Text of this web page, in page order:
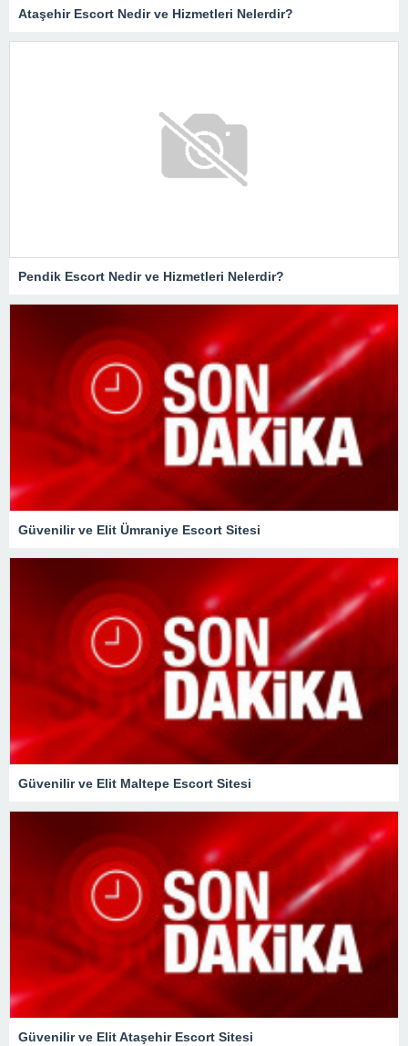
Ataşehir Escort Nedir ve Hizmetleri Nelerdir?
Pendik Escort Nedir ve Hizmetleri Nelerdir?
Güvenilir ve Elit Ümraniye Escort Sitesi
Güvenilir ve Elit Maltepe Escort Sitesi
Güvenilir ve Elit Ataşehir Escort Sitesi